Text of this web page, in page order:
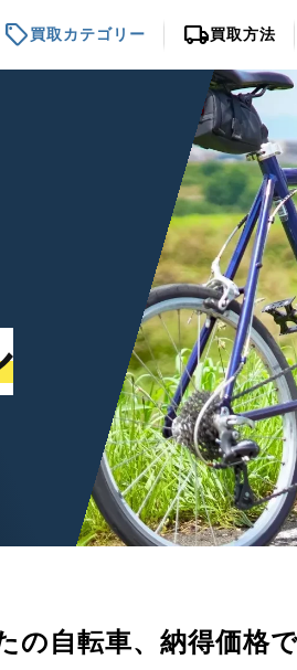
sell買取カテゴリー local_shipping買取方法
の自転車、 納得価格